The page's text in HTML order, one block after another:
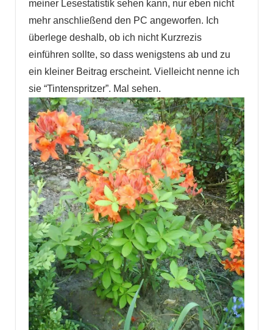
meiner Lesestatistik sehen kann, nur eben nicht
mehr anschließend den PC angeworfen. Ich
überlege deshalb, ob ich nicht Kurzrezis
einführen sollte, so dass wenigstens ab und zu
ein kleiner Beitrag erscheint. Vielleicht nenne ich
sie “Tintenspritzer”. Mal sehen.